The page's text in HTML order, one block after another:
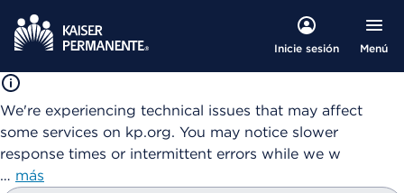
Inicie sesión Menú
We're experiencing technical issues that may affect
some services on kp.org. You may notice slower
response times or intermittent errors while we w
… más